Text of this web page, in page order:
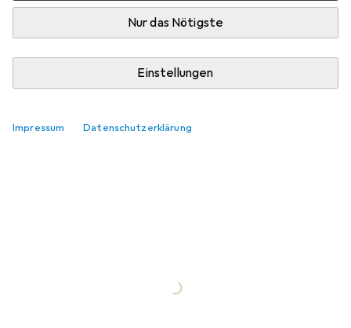
Nur das Nötigste
Einstellungen
Impressum Datenschutzerklärung